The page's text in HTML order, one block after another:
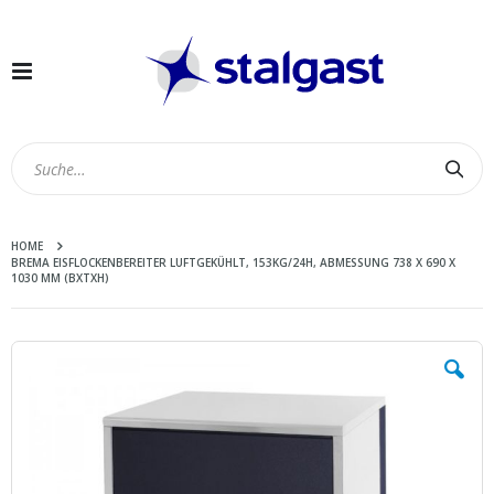
Navigation
HOME
BREMA EISFLOCKENBEREITER LUFTGEKÜHLT, 153KG/24H, ABMESSUNG 738 X 690 X
1030 MM (BXTXH)
Zum